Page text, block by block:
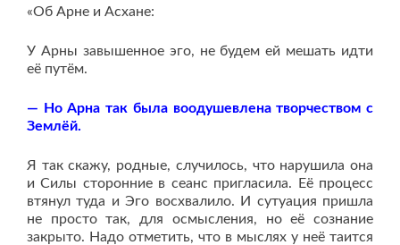
«Об Арне и Асхане:
У Арны завышенное эго, не будем ей мешать идти
её путём.
— Но Арна так была воодушевлена творчеством с
Землёй.
Я так скажу, родные, случилось, что нарушила она
и Силы сторонние в сеанс пригласила. Её процесс
втянул туда и Эго восхвалило. И сутуация пришла
не просто так, для осмысления, но её сознание
закрыто. Надо отметить, что в мыслях у неё таится